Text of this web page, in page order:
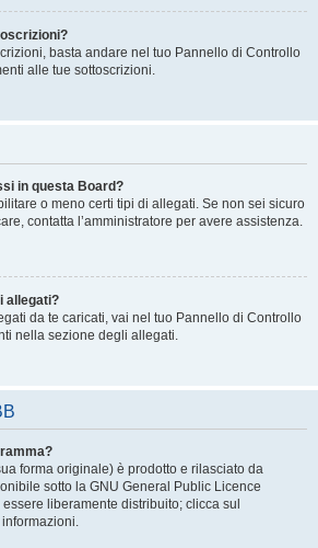
basta andare nel tuo Pannello di Controllo
alle tue sottoscrizioni.
in questa Board?
o meno certi tipi di allegati. Se non sei sicuro
contatta l’amministratore per avere assistenza.
allegati?
da te caricati, vai nel tuo Pannello di Controllo
nella sezione degli allegati.
forma originale) è prodotto e rilasciato da
sotto la GNU General Public Licence
liberamente distribuito; clicca sul